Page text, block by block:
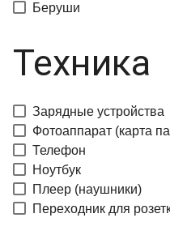
Беруши
Техника
Зарядные устройства
Фотоаппарат (карта
Телефон
Ноутбук
Плеер (наушники)
Переходник для